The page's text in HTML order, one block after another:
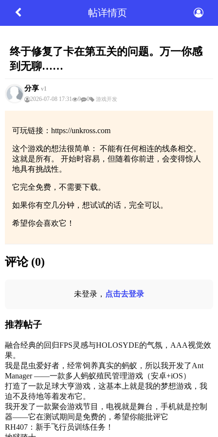
帖详情页
终于修复了卡在第五关的问题。万一你感
到无聊……
分享 v1
2026-07-08 17:31
9 0 游戏开发
可玩链接：https://unkross.com
这个游戏的想法很简单： 不能有任何相连的线条相交。
这就是所有。 开始时容易，但随着你前进，会变得惊人
地具有挑战性。
它完全免费，不需要下载。
如果你有空几分钟，想试试的话，完全可以。
希望你会喜欢它！
评论 (0)
未登录， 点击去登录
推荐帖子
融合经典的回归FPS灵感与HOLOSYDE的气氛，AAA视觉效
果。
我是昆虫爱好者，经常饲养真实的蚂蚁，所以我开发了Ant
Manager ——一款多人蚂蚁殖民管理游戏（安卓+iOS）
打造了一款足球大亨游戏，这基本上就是我的梦想游戏，我
迫不及待地等着发布它。
我开发了一款聚会游戏节目，电视就是舞台，手机就是控制
器——它在测试期间是免费的，希望你能批评它
RH407：新手飞行员训练任务！